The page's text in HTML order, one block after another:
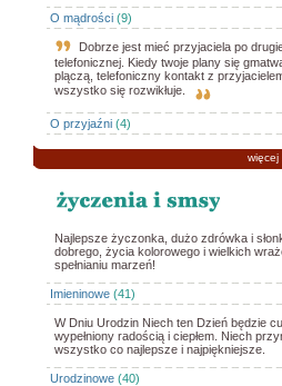
O mądrości (9)
Dobrze jest mieć przyjaciela po
telefonicznej. Kiedy twoje plany się
plączą, telefoniczny kontakt z
wszystko się rozwikłuje.
O przyjaźni (4)
więcej
Najlepsze życzonka, dużo zdrówka i
dobrego, życia kolorowego i wielkich
spełnianiu marzeń!
Imieninowe (41)
W Dniu Urodzin Niech ten Dzień będzie
wypełniony radością i ciepłem. Niech
wszystko co najlepsze i najpiękniejsze.
Urodzinowe (40)